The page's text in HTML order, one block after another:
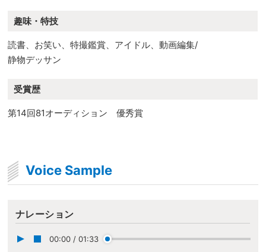
趣味・特技
読書、お笑い、特撮鑑賞、アイドル、動画編集/
静物デッサン
受賞歴
第14回81オーディション 優秀賞
Voice Sample
ナレーション
00:00 / 01:33